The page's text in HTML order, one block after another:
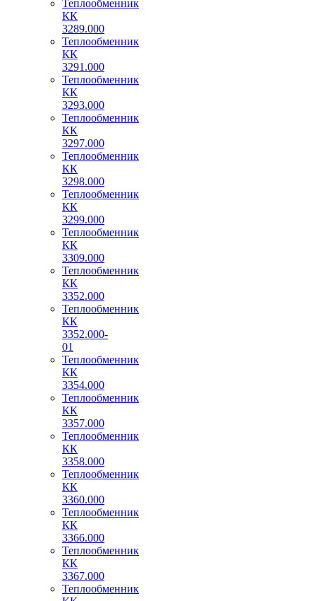
Теплообменник
КК
3289.000
Теплообменник
КК
3291.000
Теплообменник
КК
3293.000
Теплообменник
КК
3297.000
Теплообменник
КК
3298.000
Теплообменник
КК
3299.000
Теплообменник
КК
3309.000
Теплообменник
КК
3352.000
Теплообменник
КК
3352.000-
01
Теплообменник
КК
3354.000
Теплообменник
КК
3357.000
Теплообменник
КК
3358.000
Теплообменник
КК
3360.000
Теплообменник
КК
3366.000
Теплообменник
КК
3367.000
Теплообменник